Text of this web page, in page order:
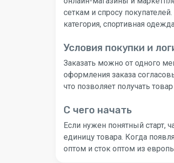
сеткам и спросу
категория, спортивная
Условия покупки и
Заказать можно от одного
оформления заказа
что позволяет получать
С чего начать
Если нужен понятный
единицу товара. Когда
оптом и сток оптом из